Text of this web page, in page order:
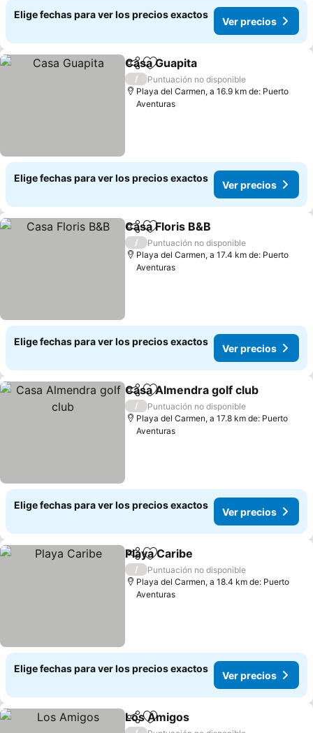
Elige fechas para ver los precios exactos
Ver precios
CompartirAgregar a favoritos
Casa Guapita
/
Puntuación no disponible
Playa del Carmen, a 16.9 km de: Puerto
Aventuras
Elige fechas para ver los precios exactos
Ver precios
CompartirAgregar a favoritos
Casa Floris B&B
/
Puntuación no disponible
Playa del Carmen, a 17.4 km de: Puerto
Aventuras
Elige fechas para ver los precios exactos
Ver precios
CompartirAgregar a favoritos
Casa Almendra golf club
/
Puntuación no disponible
Playa del Carmen, a 17.8 km de: Puerto
Aventuras
Elige fechas para ver los precios exactos
Ver precios
CompartirAgregar a favoritos
Playa Caribe
/
Puntuación no disponible
Playa del Carmen, a 18.4 km de: Puerto
Aventuras
Elige fechas para ver los precios exactos
Ver precios
CompartirAgregar a favoritos
Los Amigos